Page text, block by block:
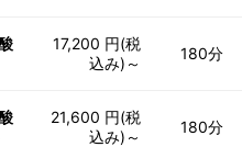
17,200 円(税
込み)～
180分
21,600 円(税
込み)～
180分